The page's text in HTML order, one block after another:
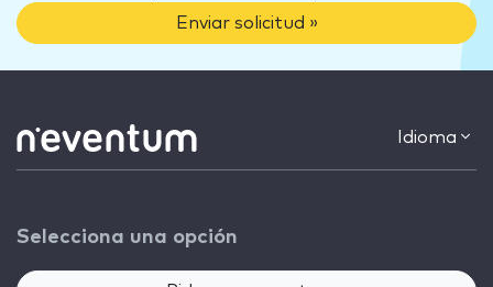
Enviar solicitud »
Idioma
Selecciona una opción